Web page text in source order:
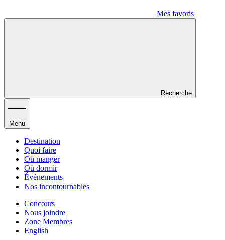
Mes favoris
Recherche
Menu
Destination
Quoi faire
Où manger
Où dormir
Événements
Nos incontournables
Concours
Nous joindre
Zone Membres
English